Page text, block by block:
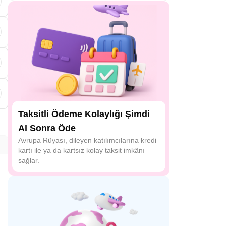
Taksitli Ödeme Kolaylığı Şimdi
Al Sonra Öde
Avrupa Rüyası, dileyen katılımcılarına kredi
kartı ile ya da kartsız kolay taksit imkânı
sağlar.